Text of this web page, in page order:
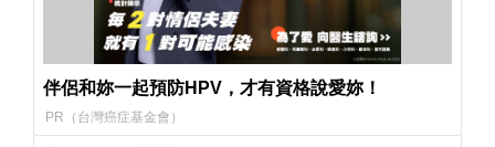
伴侶和妳一起預防HPV，才有資格說愛妳！
PR（台灣癌症基金會）